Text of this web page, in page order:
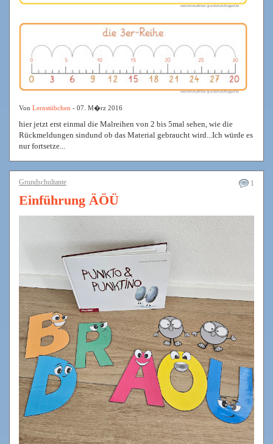
Von Lernstübchen - 07. M�rz 2016
hier jetzt erst einmal die Malreihen von 2 bis 5mal sehen, wie die
Rückmeldungen sindund ob das Material gebraucht wird...Ich würde es
nur fortsetze...
1
Grundschultante
Einführung ÄÖÜ